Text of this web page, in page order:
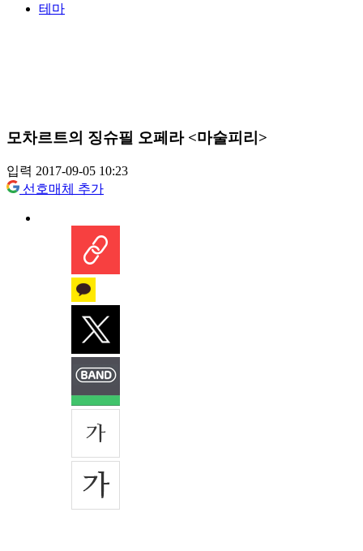
테마
모차르트의 징슈필 오페라 <마술피리>
입력 2017-09-05 10:23
선호매체 추가